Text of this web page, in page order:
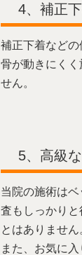
4、補正
補正下着など
骨が動きにく
せん。
5、高級
当院の施術は
査もしっかり
とはありません
また、お気に